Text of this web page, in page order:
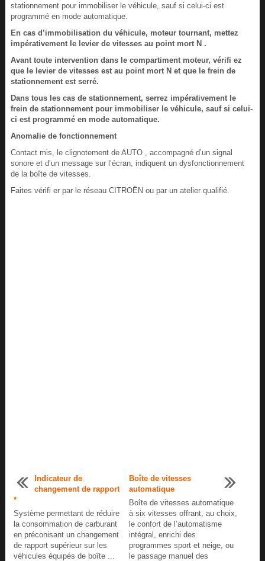
stationnement pour immobiliser le véhicule, sauf si celui-ci est
programmé en mode automatique.
En cas d’immobilisation du véhicule, moteur tournant, mettez
impérativement le levier de vitesses au point mort N .
Avant toute intervention dans le compartiment moteur, vérifi ez
que le levier de vitesses est au point mort N et que le frein de
stationnement est serré.
Dans tous les cas de stationnement, serrez impérativement le
frein de stationnement pour immobiliser le véhicule, sauf si celui-
ci est programmé en mode automatique.
Anomalie de fonctionnement
Contact mis, le clignotement de AUTO , accompagné d’un signal
sonore et d’un message sur l’écran, indiquent un dysfonctionnement
de la boîte de vitesses.
Faites vérifi er par le réseau CITROËN ou par un atelier qualifié.
Indicateur de
changement de rapport
*
Système permettant de réduire
la consommation de carburant
en préconisant un changement
de rapport supérieur sur les
véhicules équipés de boîte ...
Boîte de vitesses
automatique
Boîte de vitesses automatique
à six vitesses offrant, au choix,
le confort de l’automatisme
intégral, enrichi des
programmes sport et neige, ou
le passage manuel des